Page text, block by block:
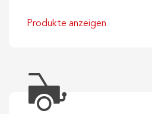
Produkte anzeigen